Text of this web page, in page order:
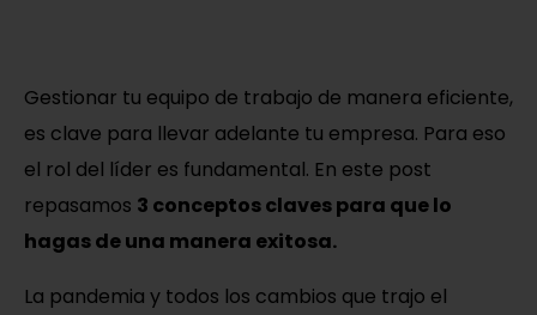
Gestionar tu equipo de trabajo de manera eficiente,
es clave para llevar adelante tu empresa. Para eso
el rol del líder es fundamental. En este post
repasamos 3 conceptos claves para que lo
hagas de una manera exitosa.
La pandemia y todos los cambios que trajo el